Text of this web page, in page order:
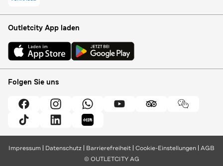
Outletcity App laden
Folgen Sie uns
Impressum Datenschutz Barrierefreiheit Cookie-Einstellungen AGB
© OUTLETCITY AG